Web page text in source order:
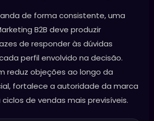
de forma consistente, uma
B2B deve produzir
de responder às dúvidas
perfil envolvido na decisão.
reduz objeções ao longo da
fortalece a autoridade da marca
de vendas mais previsíveis.